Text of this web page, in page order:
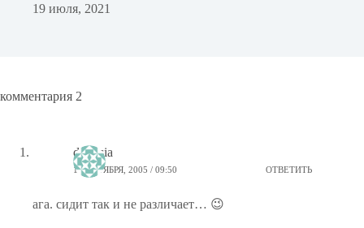
19 июля, 2021
комментария 2
diversia
17 ОКТЯБРЯ, 2005 / 09:50 ОТВЕТИТЬ
ага. сидит так и не различает… 😉